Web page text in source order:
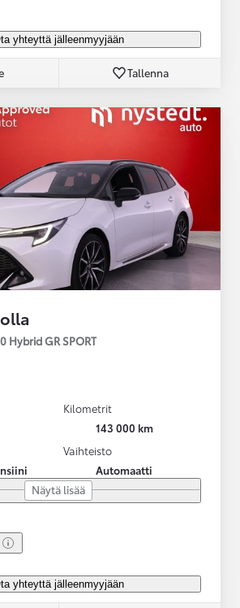
yhteyttä jälleenmyyjään
Tallenna
Hybrid GR SPORT
Kilometrit
143 000 km
Vaihteisto
Automaatti
Näytä lisää
yhteyttä jälleenmyyjään